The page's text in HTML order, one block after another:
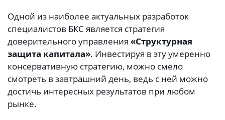
Одной из наиболее актуальных разработок
специалистов БКС является стратегия
доверительного управления «Структурная
защита капитала». Инвестируя в эту умеренно
консервативную стратегию, можно смело
смотреть в завтрашний день, ведь с ней можно
достичь интересных результатов при любом
рынке.